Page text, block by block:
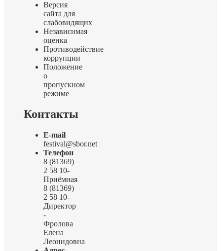
Версия
сайта для
слабовидящих
Независимая
оценка
Противодействие
коррупции
Положение
о
пропускном
режиме
Контакты
E-mail
festival@sbor.net
Телефон
8 (81369)
2 58 10-
Приёмная
8 (81369)
2 58 10-
Директор
-
Фролова
Елена
Леонидовна